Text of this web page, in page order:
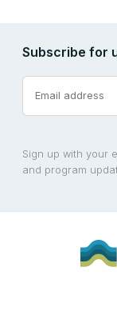
Subscribe for
Sign up with your
and program